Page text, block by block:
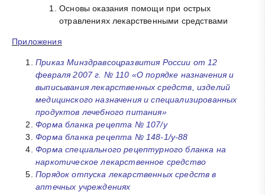
Основы оказания помощи при острых
отравлениях лекарственными средствами
Приложения
Приказ Минздравсоцразвития России от 12
февраля 2007 г. № 110 «О порядке назначения и
выписывания лекарственных средств, изделий
медицинского назначения и специализированных
продуктов лечебного питания»
Форма бланка рецепта № 107/у
Форма бланка рецепта № 148-1/у-88
Форма специального рецептурного бланка на
наркотическое лекарственное средство
Порядок отпуска лекарственных средств в
аптечных учреждениях